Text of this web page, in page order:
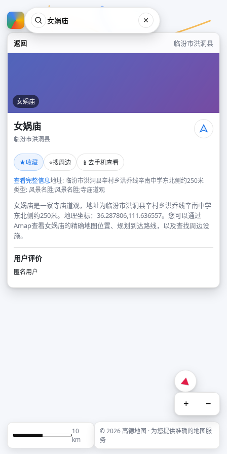
返回 临汾市洪洞县
女娲庙
女娲庙
临汾市洪洞县
★收藏 ⌖搜周边 📱 去手机查看
查看完整信息地址: 临汾市洪洞县辛村乡洪乔线辛南中学东北侧约250米
类型: 风景名胜;风景名胜;寺庙道观
女娲庙是一家寺庙道观，地址为临汾市洪洞县辛村乡洪乔线辛南中学
东北侧约250米。地理坐标：36.287806,111.636557。您可以通过
Amap查看女娲庙的精确地图位置、规划到达路线，以及查找周边设
施。
用户评价
匿名用户
+ −
10
km
© 2026 高德地图 · 为您提供准确的地图服
务